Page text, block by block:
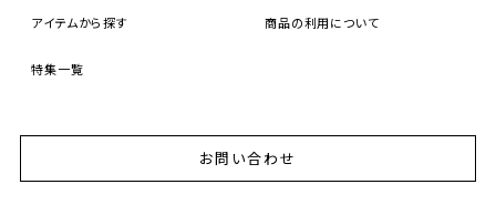
アイテムから探す
特集一覧
商品の利用について
お問い合わせ